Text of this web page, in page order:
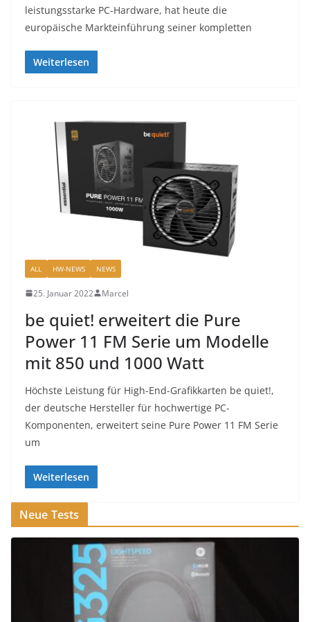
leistungsstarke PC-Hardware, hat heute die
europäische Markteinführung seiner kompletten
Weiterlesen
ALL HW-NEWS NEWS
25. Januar 2022 Marcel
be quiet! erweitert die Pure
Power 11 FM Serie um Modelle
mit 850 und 1000 Watt
Höchste Leistung für High-End-Grafikkarten be quiet!,
der deutsche Hersteller für hochwertige PC-
Komponenten, erweitert seine Pure Power 11 FM Serie
um
Weiterlesen
Neue Tests